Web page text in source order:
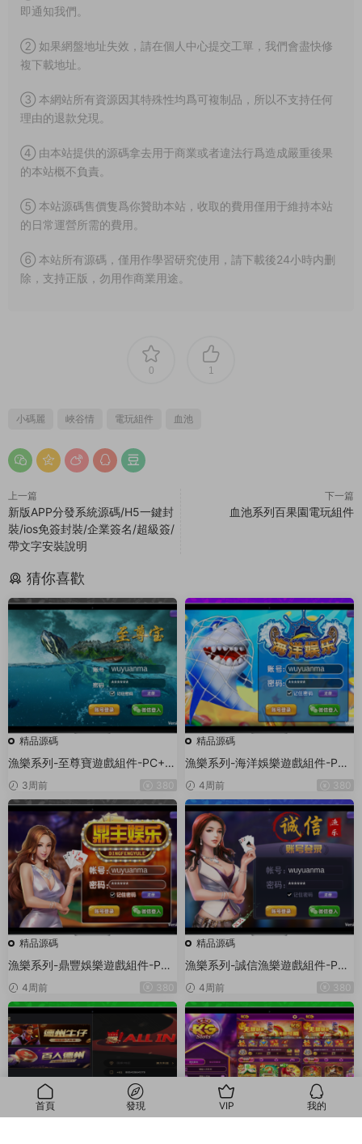
即通知我們。
② 如果網盤地址失效，請在個人中心提交工單，我們會盡快修
複下載地址。
③ 本網站所有資源因其特殊性均爲可複制品，所以不支持任何
理由的退款兌現。
④ 由本站提供的源碼拿去用于商業或者違法行爲造成嚴重後果
的本站概不負責。
⑤ 本站源碼售價隻爲你贊助本站，收取的費用僅用于維持本站
的日常運營所需的費用。
⑥ 本站所有源碼，僅用作學習研究使用，請下載後24小時内删
除，支持正版，勿用作商業用途。
0 1
小碼麗 峽谷情 電玩組件 血池
上一篇
新版APP分發系統源碼/H5一鍵封
裝/ios免簽封裝/企業簽名/超級簽/
帶文字安裝說明
下一篇
血池系列百果園電玩組件
猜你喜歡
精品源碼
漁樂系列-至尊寶遊戲組件-PC+安
卓+蘋果3端
3周前 380
精品源碼
漁樂系列-海洋娛樂遊戲組件-PC
+安卓+蘋果3端
4周前 380
精品源碼
漁樂系列-鼎豐娛樂遊戲組件-PC
+安卓+蘋果3端
4周前 380
精品源碼
漁樂系列-誠信漁樂遊戲組件-PC
+安卓+蘋果3端
4周前 380
首頁 發現 VIP 我的